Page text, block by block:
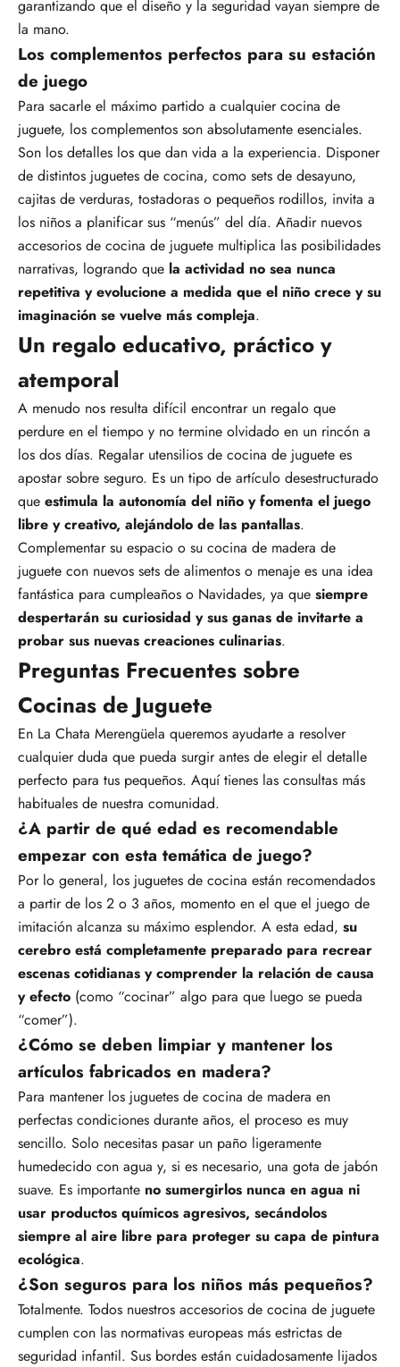
garantizando que el diseño y la seguridad vayan siempre de
la mano.
Los complementos perfectos para su estación
de juego
Para sacarle el máximo partido a cualquier cocina de
juguete, los complementos son absolutamente esenciales.
Son los detalles los que dan vida a la experiencia. Disponer
de distintos juguetes de cocina, como sets de desayuno,
cajitas de verduras, tostadoras o pequeños rodillos, invita a
los niños a planificar sus “menús” del día. Añadir nuevos
accesorios de cocina de juguete multiplica las posibilidades
narrativas, logrando que la actividad no sea nunca
repetitiva y evolucione a medida que el niño crece y su
imaginación se vuelve más compleja.
Un regalo educativo, práctico y
atemporal
A menudo nos resulta difícil encontrar un regalo que
perdure en el tiempo y no termine olvidado en un rincón a
los dos días. Regalar utensilios de cocina de juguete es
apostar sobre seguro. Es un tipo de artículo desestructurado
que estimula la autonomía del niño y fomenta el juego
libre y creativo, alejándolo de las pantallas.
Complementar su espacio o su cocina de madera de
juguete con nuevos sets de alimentos o menaje es una idea
fantástica para cumpleaños o Navidades, ya que siempre
despertarán su curiosidad y sus ganas de invitarte a
probar sus nuevas creaciones culinarias.
Preguntas Frecuentes sobre
Cocinas de Juguete
En La Chata Merengüela queremos ayudarte a resolver
cualquier duda que pueda surgir antes de elegir el detalle
perfecto para tus pequeños. Aquí tienes las consultas más
habituales de nuestra comunidad.
¿A partir de qué edad es recomendable
empezar con esta temática de juego?
Por lo general, los juguetes de cocina están recomendados
a partir de los 2 o 3 años, momento en el que el juego de
imitación alcanza su máximo esplendor. A esta edad, su
cerebro está completamente preparado para recrear
escenas cotidianas y comprender la relación de causa
y efecto (como “cocinar” algo para que luego se pueda
“comer”).
¿Cómo se deben limpiar y mantener los
artículos fabricados en madera?
Para mantener los juguetes de cocina de madera en
perfectas condiciones durante años, el proceso es muy
sencillo. Solo necesitas pasar un paño ligeramente
humedecido con agua y, si es necesario, una gota de jabón
suave. Es importante no sumergirlos nunca en agua ni
usar productos químicos agresivos, secándolos
siempre al aire libre para proteger su capa de pintura
ecológica.
¿Son seguros para los niños más pequeños?
Totalmente. Todos nuestros accesorios de cocina de juguete
cumplen con las normativas europeas más estrictas de
seguridad infantil. Sus bordes están cuidadosamente lijados